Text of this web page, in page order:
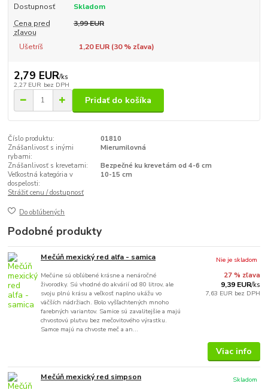
Dostupnosť
Skladom
Cena pred
zľavou
3,99 EUR
Ušetríš 1,20 EUR (30% zľava)
2,79 EUR/ks
2,27 EUR bez DPH
Pridať do košíka
Číslo produktu:
01810
Znášanlivosť s inými
rybami:
Mierumilovná
Znášanlivosť s krevetami:
Bezpečné ku krevetám od 4-6 cm
Veľkostná kategória v
dospelosti:
10-15 cm
Strážiť cenu / dostupnosť
Do obľúbených
Podobné produkty
Mečúň mexický red alfa - samica
Mečúne sú obľúbené krásne a nenáročné
živorodky. Sú vhodné do akvárií od 80 litrov, ale
svoju plnú krásu a veľkosť naplno ukážu vo
väčších nádržiach. Bolo vyšľachtených mnoho
farebných variantov. Samice sú zavalitejšie a majú
chvostovú plutvu bez mečovitového výrastku.
Samce majú na chvoste meč a an...
27 % zľava
9,39 EUR/ks
7,63 EUR bez DPH
Nie je skladom
Viac info
Mečúň mexický red simpson Skladom